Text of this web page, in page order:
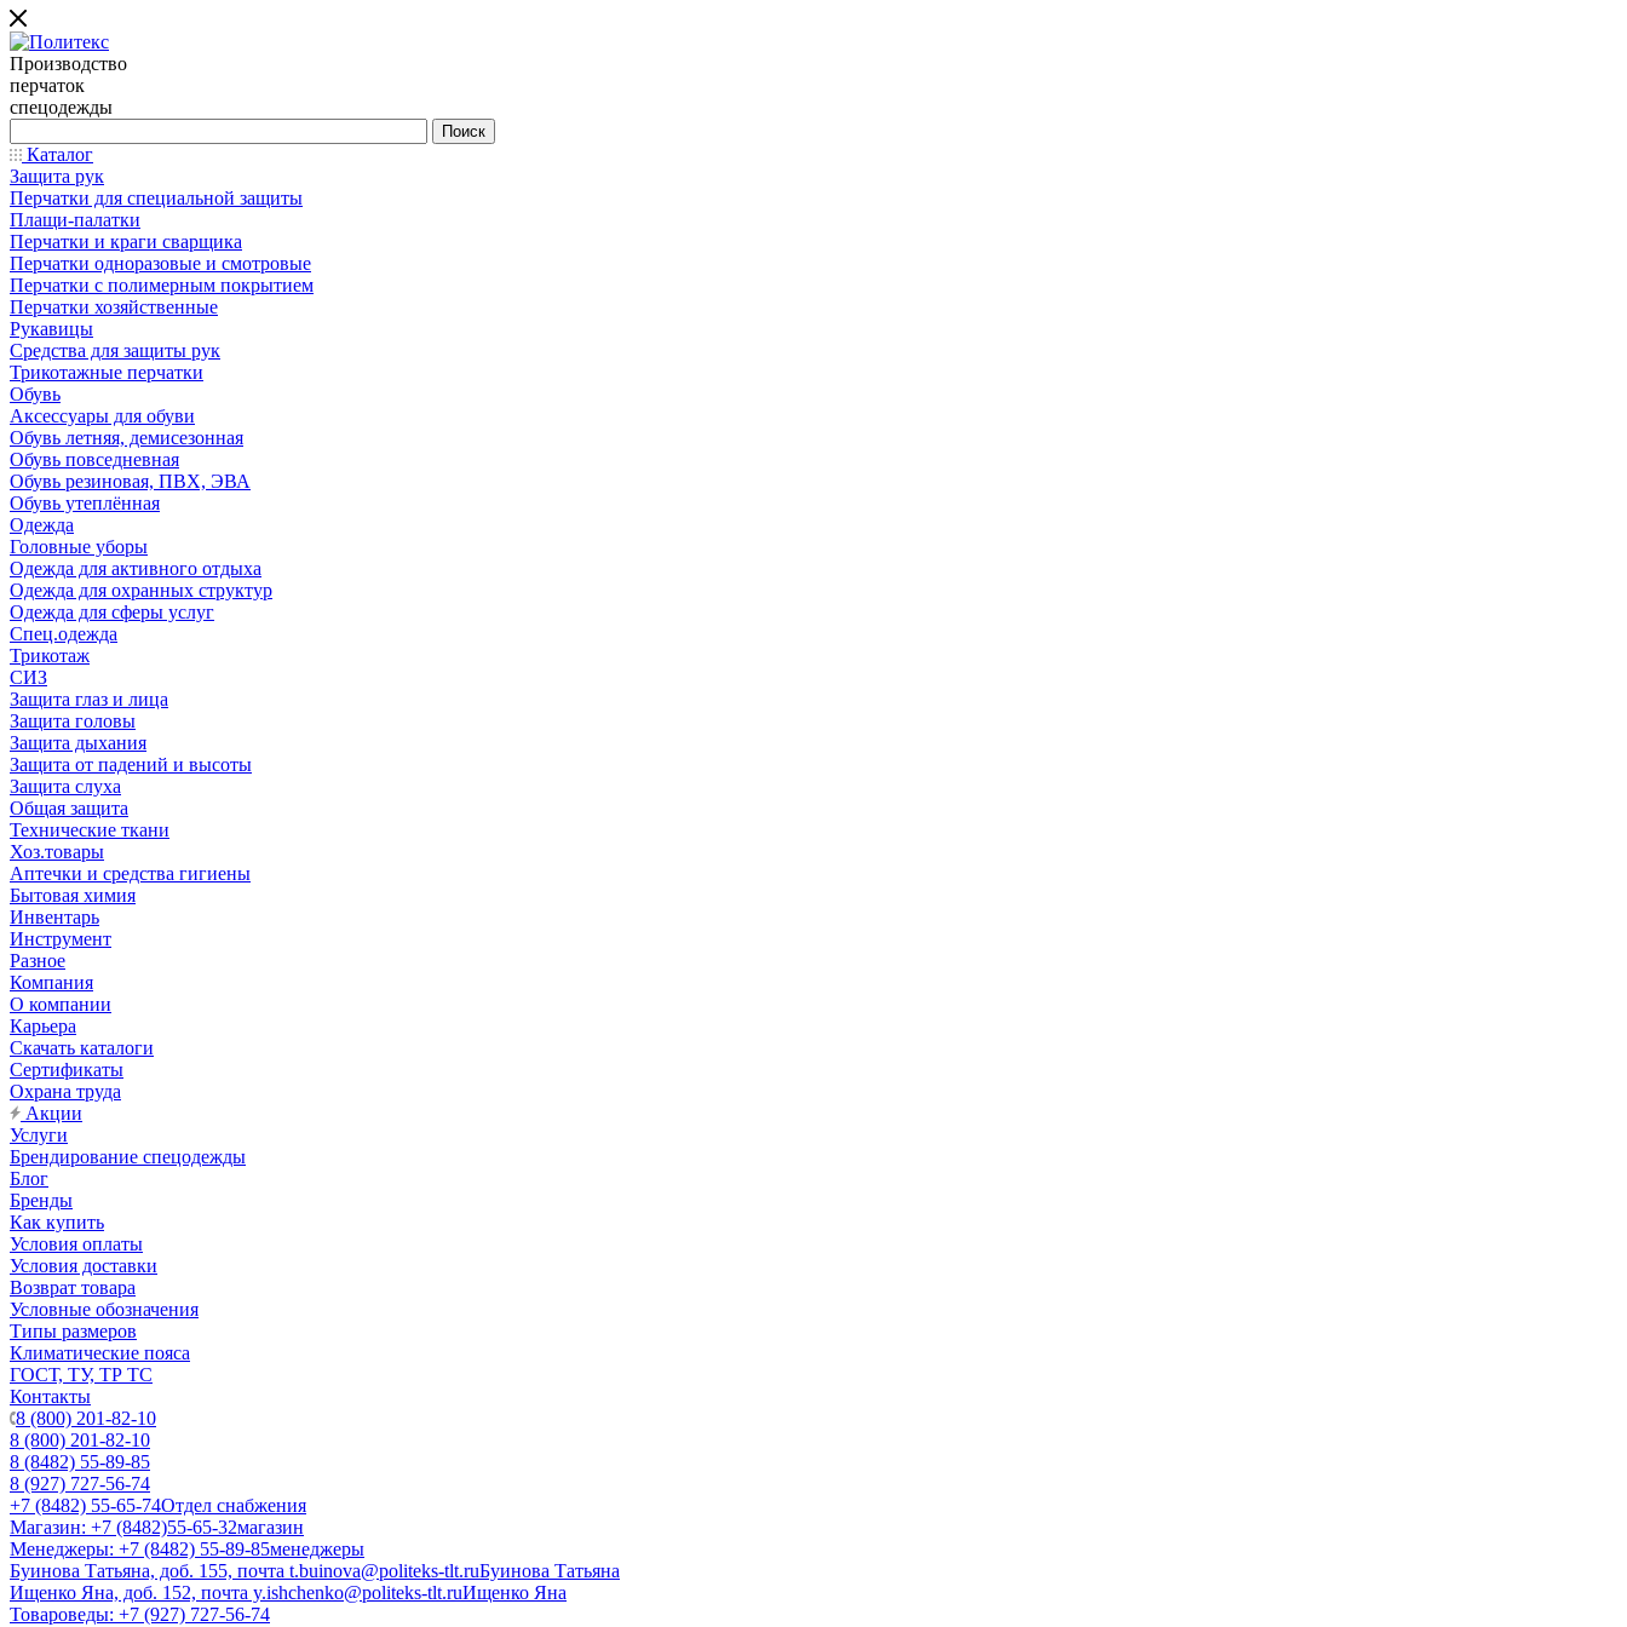
Производство
перчаток
спецодежды
Каталог
Защита рук
Перчатки для специальной защиты
Плащи-палатки
Перчатки и краги сварщика
Перчатки одноразовые и смотровые
Перчатки с полимерным покрытием
Перчатки хозяйственные
Рукавицы
Средства для защиты рук
Трикотажные перчатки
Обувь
Аксессуары для обуви
Обувь летняя, демисезонная
Обувь повседневная
Обувь резиновая, ПВХ, ЭВА
Обувь утеплённая
Одежда
Головные уборы
Одежда для активного отдыха
Одежда для охранных структур
Одежда для сферы услуг
Спец.одежда
Трикотаж
СИЗ
Защита глаз и лица
Защита головы
Защита дыхания
Защита от падений и высоты
Защита слуха
Общая защита
Технические ткани
Хоз.товары
Аптечки и средства гигиены
Бытовая химия
Инвентарь
Инструмент
Разное
Компания
О компании
Карьера
Cкачать каталоги
Сертификаты
Охрана труда
Акции
Услуги
Брендирование спецодежды
Блог
Бренды
Как купить
Условия оплаты
Условия доставки
Возврат товара
Условные обозначения
Типы размеров
Климатические пояса
ГОСТ, ТУ, ТР ТС
Контакты
8 (800) 201-82-10
8 (800) 201-82-10
8 (8482) 55-89-85
8 (927) 727-56-74
+7 (8482) 55-65-74Отдел снабжения
Магазин: +7 (8482)55-65-32магазин
Менеджеры: +7 (8482) 55-89-85менеджеры
Буинова Татьяна, доб. 155, почта t.buinova@politeks-tlt.ruБуинова Татьяна
Ищенко Яна, доб. 152, почта y.ishchenko@politeks-tlt.ruИщенко Яна
Товароведы: +7 (927) 727-56-74